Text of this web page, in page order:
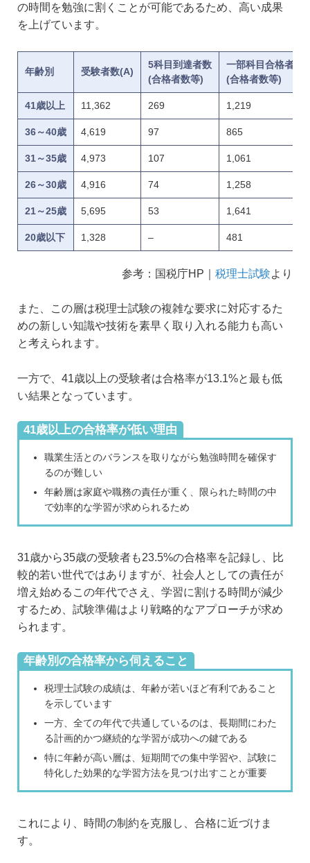
の時間を勉強に割くことが可能であるため、高い成果
を上げています。
年齢別 受験者数(A)
5科目到達者数
(合格者数等)
一部科目合格者数
(合格者数等)
41歳以上 11,362 269 1,219
36～40歳 4,619 97 865
31～35歳 4,973 107 1,061
26～30歳 4,916 74 1,258
21～25歳 5,695 53 1,641
20歳以下 1,328 – 481
参考：国税庁HP｜ 税理士試験より
また、この層は税理士試験の複雑な要求に対応するた
めの新しい知識や技術を素早く取り入れる能力も高い
と考えられます。
一方で、41歳以上の受験者は合格率が13.1%と最も低
い結果となっています。
41歳以上の合格率が低い理由
職業生活とのバランスを取りながら勉強時間を確保す
るのが難しい
年齢層は家庭や職務の責任が重く、限られた時間の中
で効率的な学習が求められるため
31歳から35歳の受験者も23.5%の合格率を記録し、比
較的若い世代ではありますが、社会人としての責任が
増え始めるこの年代でさえ、学習に割ける時間が減少
するため、試験準備はより戦略的なアプローチが求め
られます。
年齢別の合格率から伺えること
税理士試験の成績は、年齢が若いほど有利であること
を示しています
一方、全ての年代で共通しているのは、長期間にわた
る計画的かつ継続的な学習が成功への鍵である
特に年齢が高い層は、短期間での集中学習や、試験に
特化した効果的な学習方法を見つけ出すことが重要
これにより、時間の制約を克服し、合格に近づけま
す。